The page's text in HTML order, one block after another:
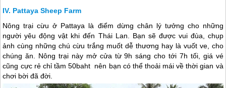
Pattaya Sheep Farm
Nông trại cừu ở Pattaya là điểm dừng chân lý tưởng cho những
người yêu động vật khi đến Thái Lan . Bạn sẽ được vui đùa, chụp
ảnh cùng những chú cừu trắng muốt dễ thương hay là vuốt ve, cho
chúng ăn. Nông trại này mở cửa từ 9h sáng cho tới 7h tối, giá vé
cũng cực rẻ chỉ tầm 50baht nên bạn có thể thoải mái về thời gian và
chơi bời đã đời.